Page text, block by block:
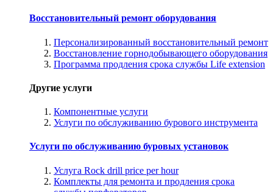
Восстановительный ремонт оборудования
Персонализированный восстановительный ремонт
Восстановление горнодобывающего оборудования
Программа продления срока службы Life extension
Другие услуги
Компонентные услуги
Услуги по обслуживанию бурового инструмента
Услуги по обслуживанию буровых установок
Услуга Rock drill price per hour
Комплекты для ремонта и продления срока